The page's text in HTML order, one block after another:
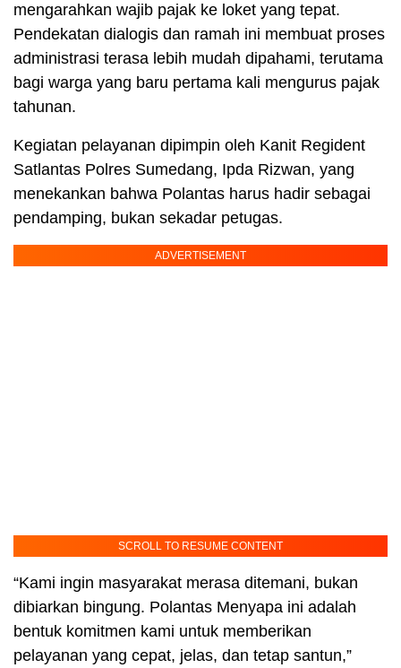
mengarahkan wajib pajak ke loket yang tepat.
Pendekatan dialogis dan ramah ini membuat proses
administrasi terasa lebih mudah dipahami, terutama
bagi warga yang baru pertama kali mengurus pajak
tahunan.
Kegiatan pelayanan dipimpin oleh Kanit Regident
Satlantas Polres Sumedang, Ipda Rizwan, yang
menekankan bahwa Polantas harus hadir sebagai
pendamping, bukan sekadar petugas.
ADVERTISEMENT
SCROLL TO RESUME CONTENT
“Kami ingin masyarakat merasa ditemani, bukan
dibiarkan bingung. Polantas Menyapa ini adalah
bentuk komitmen kami untuk memberikan
pelayanan yang cepat, jelas, dan tetap santun,”